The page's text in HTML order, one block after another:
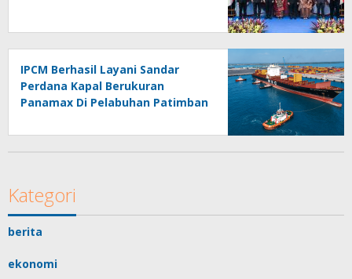
IPCM Berhasil Layani Sandar
Perdana Kapal Berukuran
Panamax Di Pelabuhan Patimban
Kategori
berita
ekonomi